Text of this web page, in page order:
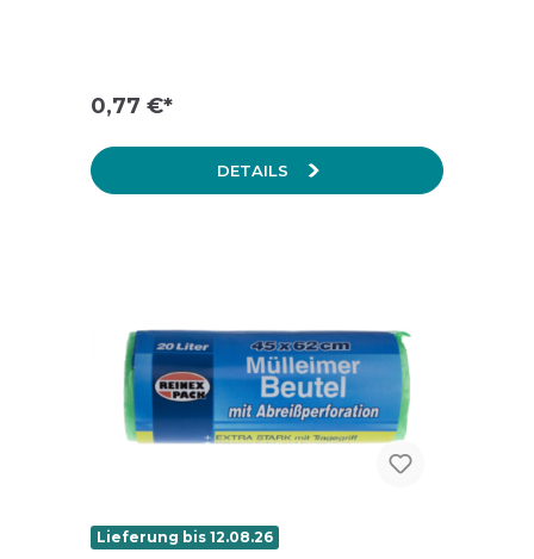
0,77 €*
DETAILS
Lieferung bis 12.08.26